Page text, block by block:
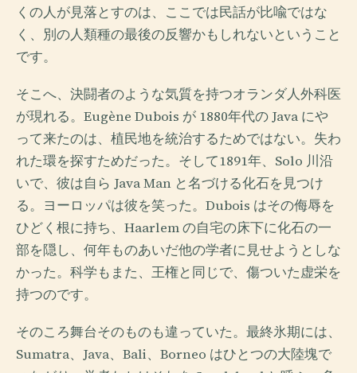
くの人が見落とすのは、ここでは民話が比喩ではな
く、別の人類種の最後の反響かもしれないということ
です。
そこへ、決闘者のような気質を持つオランダ人外科医
が現れる。Eugène Dubois が 1880年代の Java にや
って来たのは、植民地を統治するためではない。失わ
れた環を探すためだった。そして1891年、Solo 川沿
いで、彼は自ら Java Man と名づける化石を見つけ
る。ヨーロッパは彼を笑った。Dubois はその侮辱を
ひどく根に持ち、Haarlem の自宅の床下に化石の一
部を隠し、何年ものあいだ他の学者に見せようとしな
かった。科学もまた、王権と同じで、傷ついた虚栄を
持つのです。
そのころ舞台そのものも違っていた。最終氷期には、
Sumatra、Java、Bali、Borneo はひとつの大陸塊で